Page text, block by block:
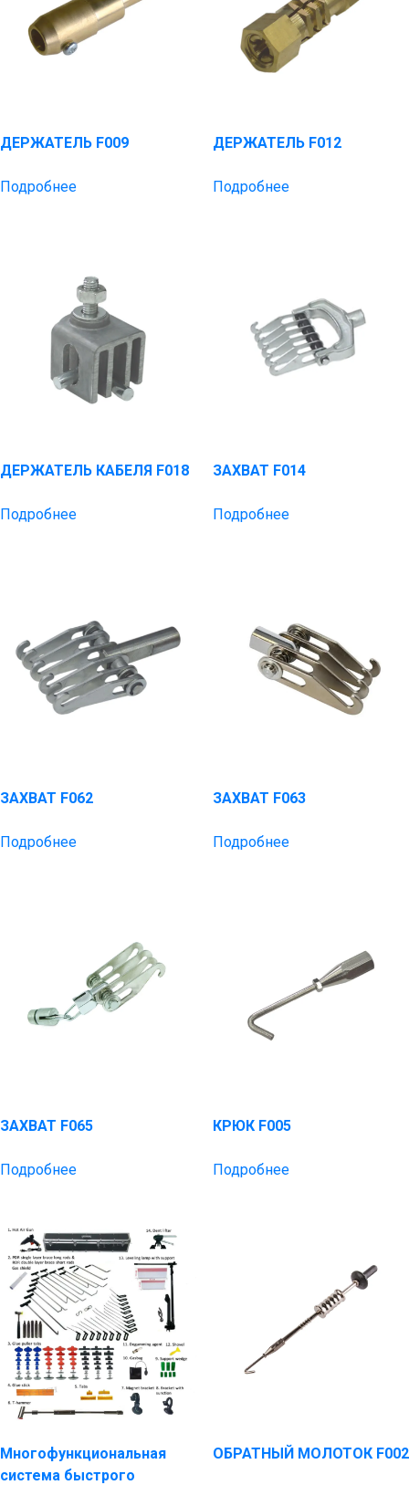
ДЕРЖАТЕЛЬ F009
Подробнее
ДЕРЖАТЕЛЬ F012
Подробнее
ДЕРЖАТЕЛЬ КАБЕЛЯ F018
Подробнее
ЗАХВАТ F014
Подробнее
ЗАХВАТ F062
Подробнее
ЗАХВАТ F063
Подробнее
ЗАХВАТ F065
Подробнее
КРЮК F005
Подробнее
Многофункциональная
система быстрого
ОБРАТНЫЙ МОЛОТОК F002